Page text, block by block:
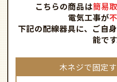
こちらの商品は簡易
電気工事が
下記の配線器具に、ご自
能です
木ネジで固定